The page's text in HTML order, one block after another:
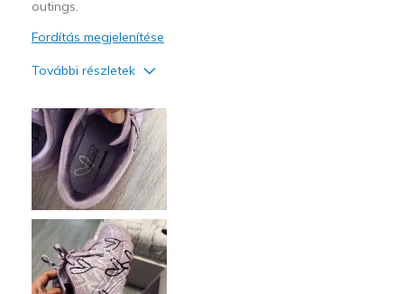
outings.
Fordítás megjelenítése
További részletek
Comfortable
Legjobb használat
Casual Wear
Going Out
Special Occasions